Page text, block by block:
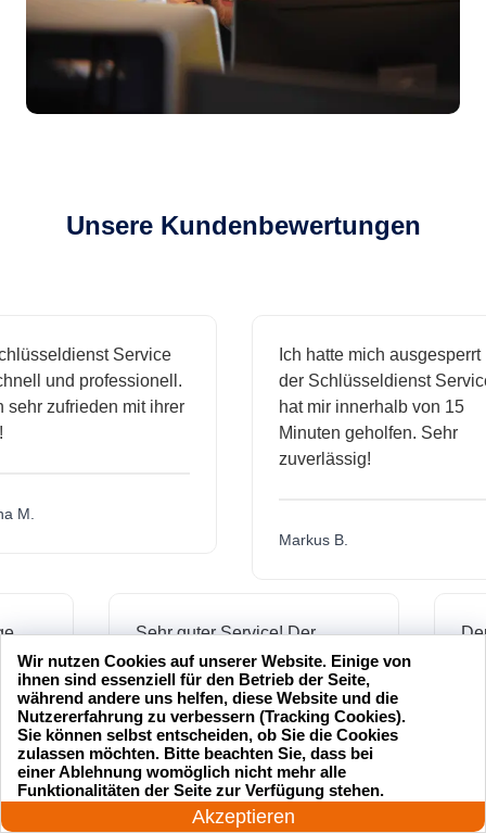
Unsere Kundenbewertungen
Service
und professionell.
zufrieden mit ihrer
Ich hatte mich ausgesperrt und
der Schlüsseldienst Service
hat mir innerhalb von 15
Minuten geholfen. Sehr
zuverlässig!
Markus B.
hat
Sehr guter Service! Der
Schlüsseldienst war freundlich
und hat mir schnell geholfen,
als ich meine Schlüssel
verloren hatte.
Jonas M.
24 Stunden am Tag
Akzeptieren
Wir nutzen Cookies auf unserer Website. Einige von
ihnen sind essenziell für den Betrieb der Seite,
während andere uns helfen, diese Website und die
Nutzererfahrung zu verbessern (Tracking Cookies).
Sie können selbst entscheiden, ob Sie die Cookies
zulassen möchten. Bitte beachten Sie, dass bei
einer Ablehnung womöglich nicht mehr alle
Funktionalitäten der Seite zur Verfügung stehen.